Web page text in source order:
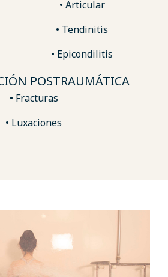
• Articular
• Tendinitis
• Epicondilitis
POSTRAUMÁTICA
• Fracturas
• Luxaciones